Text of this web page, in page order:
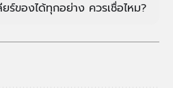
ร์ของได้ทุกอย่าง ควรเชื่อไหม?